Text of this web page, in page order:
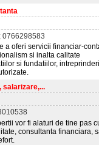
0766298583
a oferi servicii financiar-
si inalta calitate
si fundatiilor,
salarizare,...
vor fi alaturi de tine pas
consultanta financiara,